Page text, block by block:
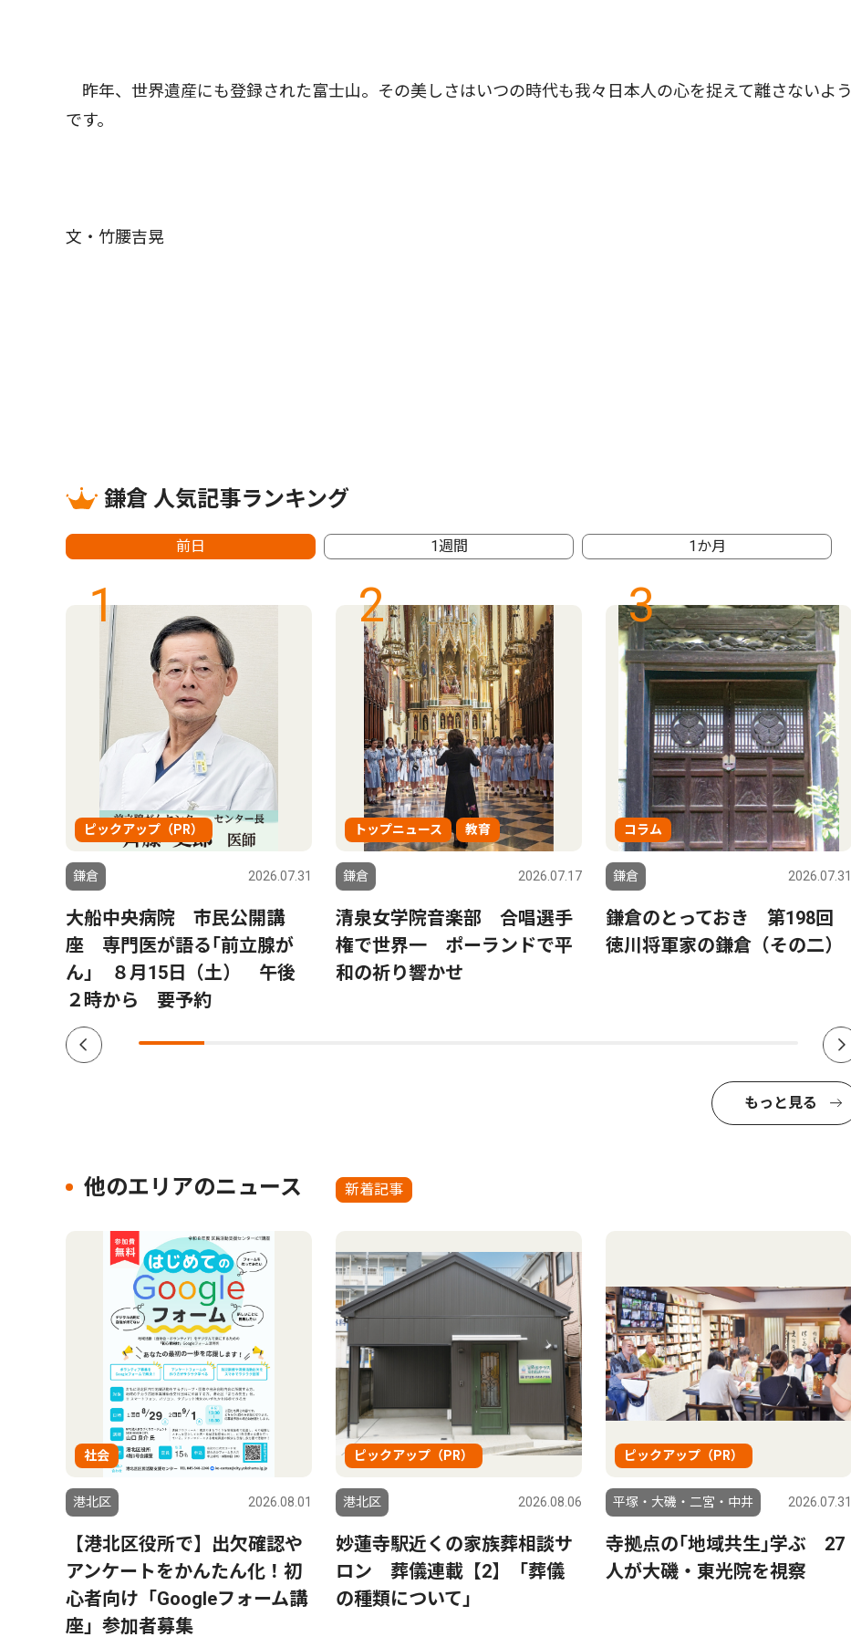
昨年、世界遺産にも登録された富士山。その美しさはいつの時代も我々日本人の心を捉えて離さないよう
です。
文・竹腰吉晃
鎌倉 人気記事ランキング
前日 1週間 1か月
1
ピックアップ（PR）
鎌倉 2026.07.31
大船中央病院 市民公開講
座 専門医が語る｢前立腺が
ん｣ ８月15日（土） 午後
２時から 要予約
2
トップニュース 教育
鎌倉 2026.07.17
清泉女学院音楽部 合唱選手
権で世界一 ポーランドで平
和の祈り響かせ
3
コラム
鎌倉 2026.07.31
鎌倉のとっておき 第198回
徳川将軍家の鎌倉（その二）
もっと見る
他のエリアのニュース 新着記事
社会
港北区 2026.08.01
【港北区役所で】出欠確認や
アンケートをかんたん化！初
心者向け「Googleフォーム講
座」参加者募集
ピックアップ（PR）
港北区 2026.08.06
妙蓮寺駅近くの家族葬相談サ
ロン 葬儀連載【2】「葬儀
の種類について」
ピックアップ（PR）
平塚・大磯・二宮・中井 2026.07.31
寺拠点の｢地域共生｣学ぶ 27
人が大磯・東光院を視察